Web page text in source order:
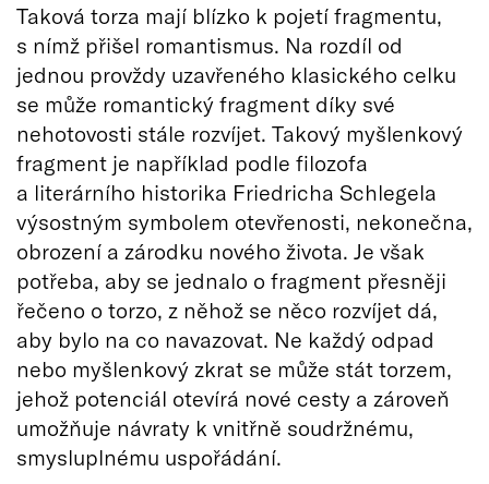
Taková torza mají blízko k pojetí fragmentu,
s nímž přišel romantismus. Na rozdíl od
jednou provždy uzavřeného klasického celku
se může romantický fragment díky své
nehotovosti stále rozvíjet. Takový myšlenkový
fragment je například podle filozofa
a literárního historika Friedricha Schlegela
výsostným symbolem otevřenosti, nekonečna,
obrození a zárodku nového života. Je však
potřeba, aby se jednalo o fragment přesněji
řečeno o torzo, z něhož se něco rozvíjet dá,
aby bylo na co navazovat. Ne každý odpad
nebo myšlenkový zkrat se může stát torzem,
jehož potenciál otevírá nové cesty a zároveň
umožňuje návraty k vnitřně soudržnému,
smysluplnému uspořádání.